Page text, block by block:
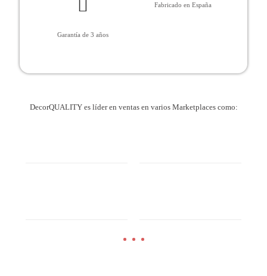
Garantía de 3 años
Fabricado en España
DecorQUALITY es líder en ventas en varios Marketplaces como: